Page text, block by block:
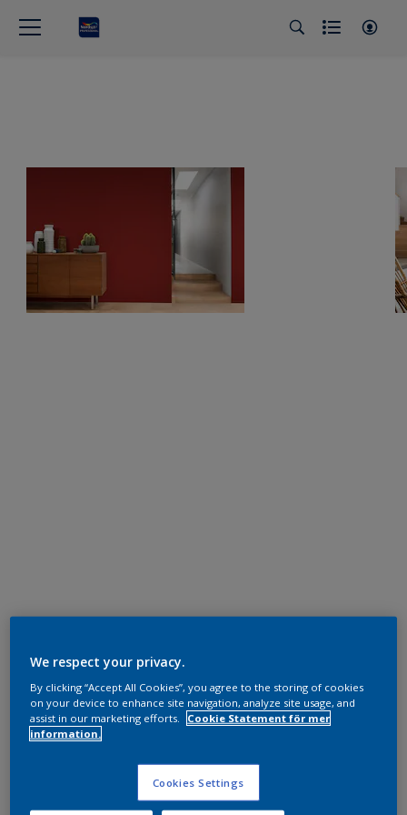
We respect your privacy.
By clicking “Accept All Cookies”, you agree to the storing of cookies
on your device to enhance site navigation, analyze site usage, and
assist in our marketing efforts.
Cookie Statement för mer
information.
Cookies Settings